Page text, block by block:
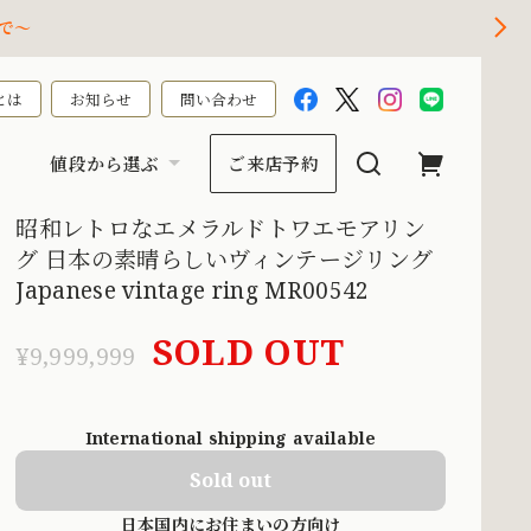
～
は お知らせ 問い合わせ
値段から選ぶ ご来店予約
昭和レトロなエメラルドトワエモアリン
グ 日本の素晴らしいヴィンテージリング
Japanese vintage ring MR00542
¥9,999,999 SOLD OUT
International shipping available
Sold out
日本国内にお住まいの方向け